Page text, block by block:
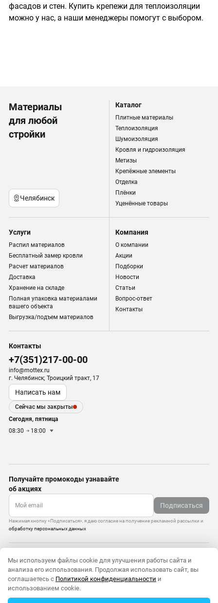
фасадов и стен. Купить крепежи для теплоизоляции
можно у нас, а наши менеджеры помогут с выбором.
Материалы
для любой
стройки
Челябинск
Каталог
Плитные материалы
Теплоизоляция
Шумоизоляция
Кровля и гидроизоляция
Метизы
Крепёжные элементы
Отделка
Плёнки
Уценённые товары
Услуги
Распил материалов
Бесплатный замер кровли
Расчет материалов
Доставка
Хранение на складе
Полная упаковка материалами
вашего объекта
Выгрузка/подъем материалов
Компания
О компании
Акции
Подборки
Новости
Статьи
Вопрос-ответ
Контакты
Контакты
+7(351)217-00-00
info@mottex.ru
г. Челябинск; Троицкий тракт, 17
Написать нам
Сейчас мы закрыты
Сегодня, пятница
08:30
18:00
Получайте промокоды узнавайте
об акциях
Подписаться
Нажимая кнопку «Подписаться», я даю согласие на получение рекламной рассылки и
обработку персональных данных
Политика конфиденциальности
Старая версия сайта
© 2010–2026 — ООО «Моттекс»
Мы используем файлы cookie для улучшения работы сайта и
анализа его использования. Продолжая использовать сайт, вы
соглашаетесь с Политикой конфиденциальности и
использованием cookie.